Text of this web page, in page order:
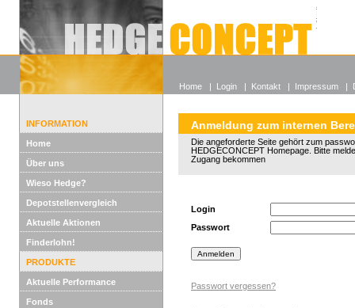
Alle
Wieso
INFORMATION
Home
Über uns
Wieso Hedge?
Depotstellenvergleich
Aktuelle Aktionen
Finderlohn!
PRODUKTE
Aktuelle Performance
Fonds
Anmeldung zum internen
Die angeforderte Seite gehört zum
HEDGECONCEPT Homepage. Bitte
Zugang bekommen
Login
Passwort
Passwort vergessen?
Home | Login | Kontakt | Impressum |